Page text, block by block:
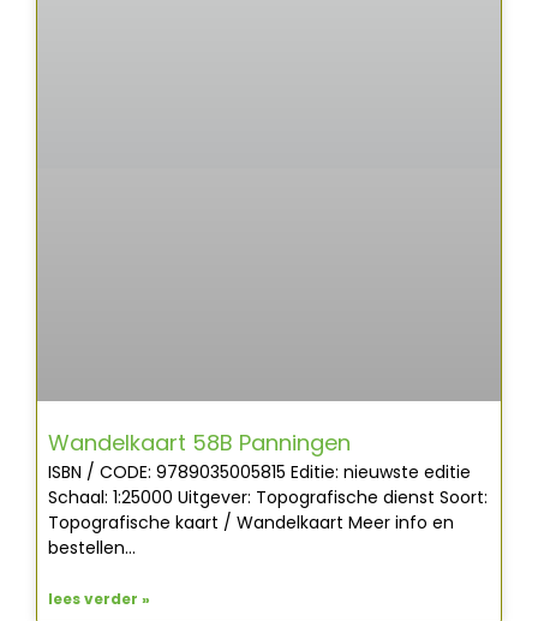
Wandelkaart 58B Panningen
ISBN / CODE: 9789035005815 Editie: nieuwste editie
Schaal: 1:25000 Uitgever: Topografische dienst Soort:
Topografische kaart / Wandelkaart Meer info en
bestellen…
lees verder »